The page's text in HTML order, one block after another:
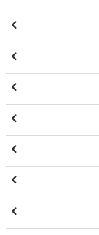






